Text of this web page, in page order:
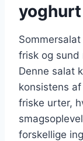
frisk og sund
Denne salat
konsistens
friske urter,
forskellige